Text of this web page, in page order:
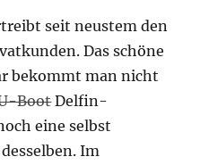
seit neustem den
Das schöne
bekommt man nicht
BootDelfin-
eine selbst
Im